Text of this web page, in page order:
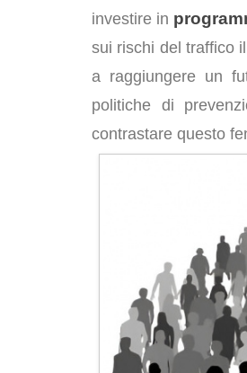
investire in
sui rischi del traffico
a raggiungere un
politiche di
contrastare questo